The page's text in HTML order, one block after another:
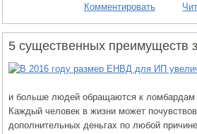
Комментировать
5 существенных преимуществ
и больше людей обращаются к ломбардам
Каждый человек в жизни может
дополнительных деньгах по любой причине.